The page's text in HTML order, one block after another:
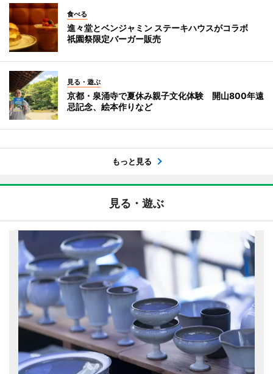
食べる
進々堂とベンジャミン ステーキハウスがコラボ
祇園祭限定バーガー販売
見る・遊ぶ
京都・泉涌寺で夏休み親子文化体験 開山800年遠
忌記念、絵本作りなど
もっと見る
見る・遊ぶ